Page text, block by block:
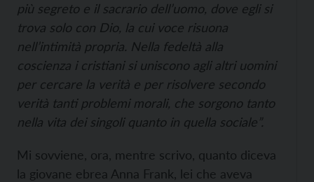
più segreto e il sacrario dell’uomo, dove egli si
trova solo con Dio, la cui voce risuona
nell’intimità propria. Nella fedeltà alla
coscienza i cristiani si uniscono agli altri uomini
per cercare la verità e per risolvere secondo
verità tanti problemi morali, che sorgono tanto
nella vita dei singoli quanto in quella sociale”.
Mi sovviene, ora, mentre scrivo, quanto diceva
la giovane ebrea Anna Frank, lei che aveva